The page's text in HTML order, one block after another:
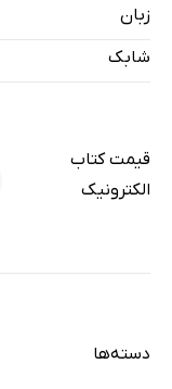
درباره‌ی مترجم
زبان
شابک
قیمت کتاب
الکترونیک
دسته‌ها